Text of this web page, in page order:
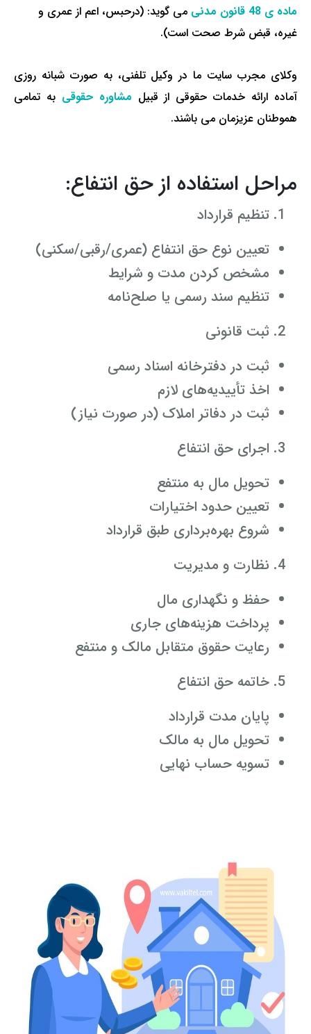
ماده ی 48 قانون مدنی
می گوید: (درحبس، اعم از عمری و
غیره، قبض شرط صحت است).
وکلای مجرب سایت ما در وکیل تلفنی، به صورت شبانه روزی
آماده ارائه خدمات حقوقی از قبیل مشاوره حقوقی به تمامی
هموطنان عزیزمان می باشند.
مراحل استفاده از حق انتفاع:
تنظیم قرارداد
تعیین نوع حق انتفاع (عمری/رقبی/سکنی)
مشخص کردن مدت و شرایط
تنظیم سند رسمی یا صلح‌نامه
ثبت قانونی
ثبت در دفترخانه اسناد رسمی
اخذ تأییدیه‌های لازم
ثبت در دفاتر املاک (در صورت نیاز)
اجرای حق انتفاع
تحویل مال به منتفع
تعیین حدود اختیارات
شروع بهره‌برداری طبق قرارداد
نظارت و مدیریت
حفظ و نگهداری مال
پرداخت هزینه‌های جاری
رعایت حقوق متقابل مالک و منتفع
خاتمه حق انتفاع
پایان مدت قرارداد
تحویل مال به مالک
تسویه حساب نهایی